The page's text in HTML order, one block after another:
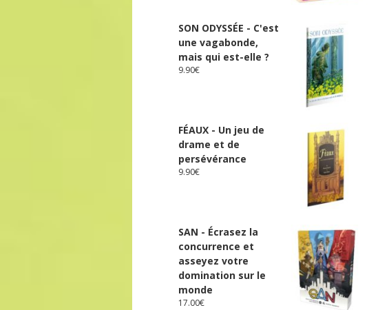
SON ODYSSÉE - C'est
une vagabonde,
mais qui est-elle ?
9.90€
FÉAUX - Un jeu de
drame et de
persévérance
9.90€
SAN - Écrasez la
concurrence et
asseyez votre
domination sur le
monde
17.00€